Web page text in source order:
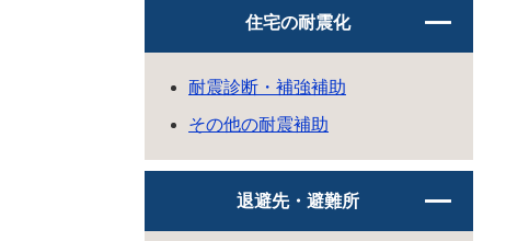
住宅の耐震化
耐震診断・補強補助
その他の耐震補助
退避先・避難所